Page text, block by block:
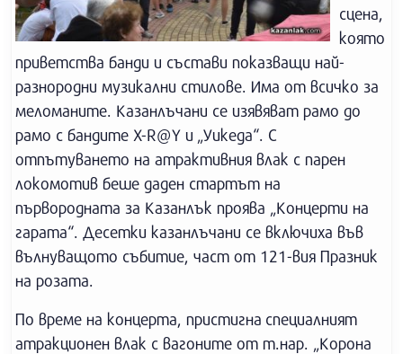
сцена,
която
приветства банди и състави показващи най-
разнородни музикални стилове. Има от всичко за
меломаните. Казанлъчани се изявяват рамо до
рамо с бандите X-R@Y и „Уикеда“. С
отпътуването на атрактивния влак с парен
локомотив беше даден стартът на
първородната за Казанлък проява „Концерти на
гарата“. Десетки казанлъчани се включиха във
вълнуващото събитие, част от 121-вия Празник
на розата.
По време на концерта, пристигна специалният
атракционен влак с вагоните от т.нар. „Корона